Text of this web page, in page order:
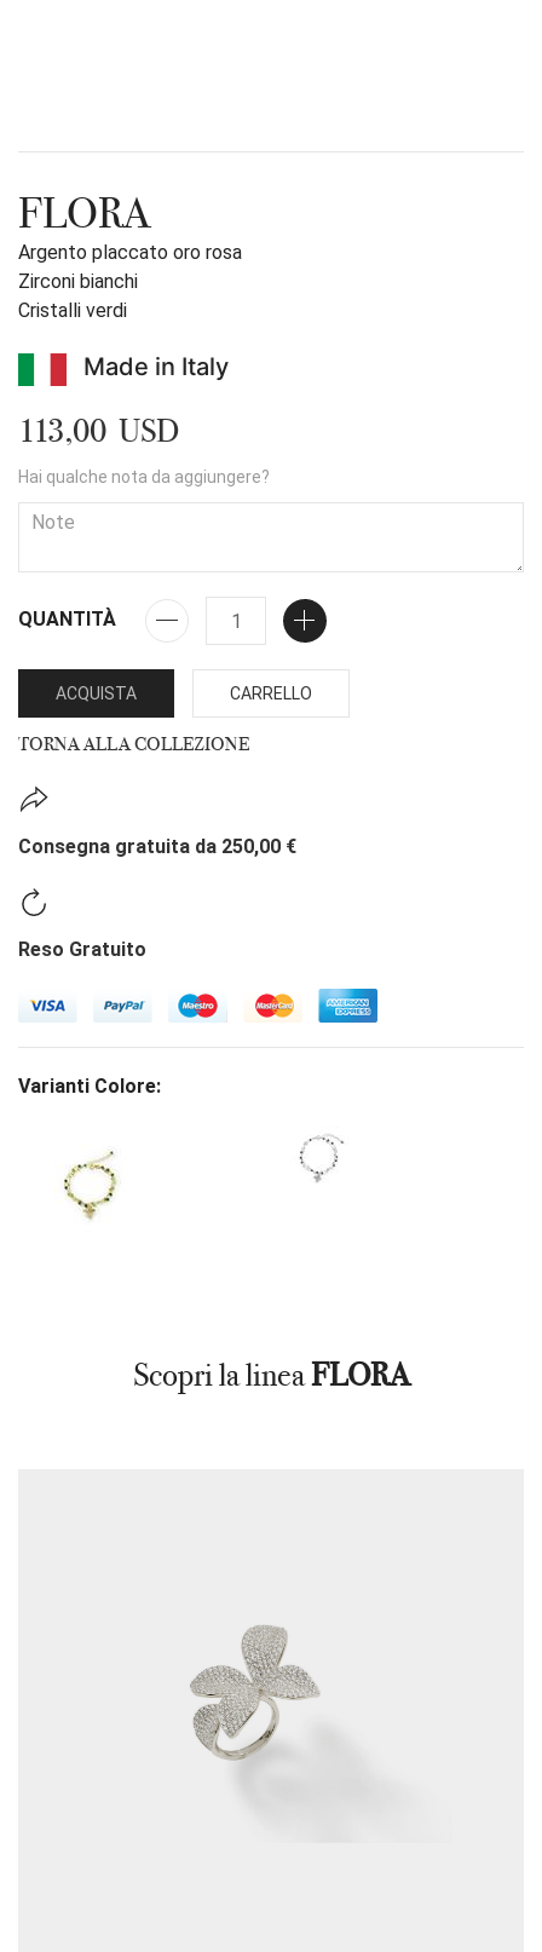
FLORA
Argento placcato oro rosa
Zirconi bianchi
Cristalli verdi
Made in Italy
113,00 USD
Hai qualche nota da aggiungere?
QUANTITÀ
ACQUISTA CARRELLO
TORNA ALLA COLLEZIONE
Consegna gratuita da 250,00 €
Reso Gratuito
Varianti Colore:
Scopri la lineaFLORA